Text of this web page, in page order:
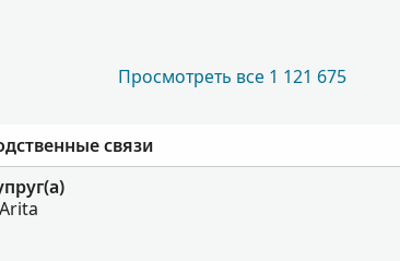
Просмотреть все 1 121 675
связи